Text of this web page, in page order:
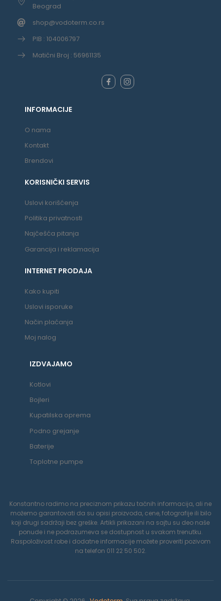
Beograd
shop@vodoterm.co.rs
PIB : 104006797
Matični Broj : 56961135
INFORMACIJE
O nama
Kontakt
Brendovi
KORISNIČKI SERVIS
Uslovi korišćenja
Politika privatnosti
Najčešća pitanja
Garancija i reklamacija
INTERNET PRODAJA
Kako kupiti
Uslovi isporuke
Način plaćanja
Moj nalog
IZDVAJAMO
Kotlovi
Bojleri
Kupatilska oprema
Podno grejanje
Baterije
Toplotne pumpe
Konstantno radimo na preciznom prikazu tačnih informacija, ali ne
možemo garantovati da su opisi proizvoda, cene, fotografije ili bilo
koji drugi sadržaji bez greške. Artikli prikazani na sajtu su deo naše
ponude i ne podrazumeva se dostupnost u svakom trenutku.
Raspoloživost robe i dodatne informacije možete proveriti pozivom
na telefon 011 22 50 502.